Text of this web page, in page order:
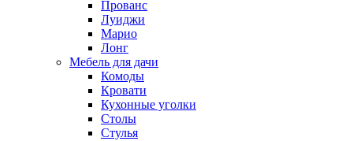
Прованс
Луиджи
Марио
Лонг
Мебель для дачи
Комоды
Кровати
Кухонные уголки
Столы
Стулья